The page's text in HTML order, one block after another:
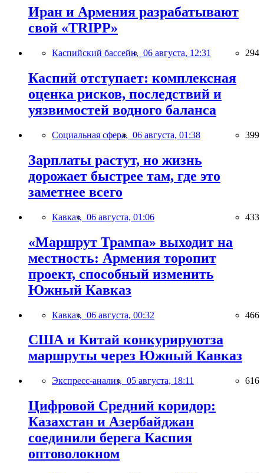
Иран и Армения разрабатывают
свой «TRIPP»
Каспийский бассейн, 06 августа, 12:31 294
Каспий отступает: комплексная
оценка рисков, последствий и
уязвимостей водного баланса
Социальная сфера, 06 августа, 01:38 399
Зарплаты растут, но жизнь
дорожает быстрее там, где это
заметнее всего
Кавказ, 06 августа, 01:06 433
«Маршрут Трампа» выходит на
местность: Армения торопит
проект, способный изменить
Южный Кавказ
Кавказ, 06 августа, 00:32 466
США и Китай конкурируютза
маршруты через Южный Кавказ
Экспресс-анализ, 05 августа, 18:11 616
Цифровой Средний коридор:
Казахстан и Азербайджан
соединили берега Каспия
оптоволокном